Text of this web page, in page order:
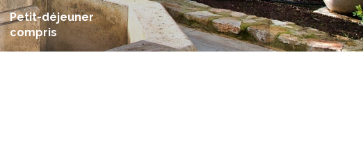
Petit-déjeuner
compris